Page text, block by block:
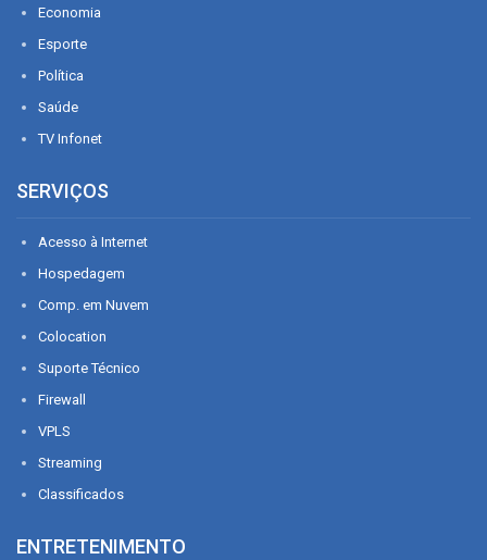
Economia
Esporte
Política
Saúde
TV Infonet
SERVIÇOS
Acesso à Internet
Hospedagem
Comp. em Nuvem
Colocation
Suporte Técnico
Firewall
VPLS
Streaming
Classificados
ENTRETENIMENTO